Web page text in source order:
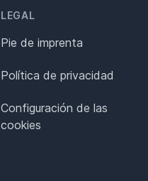
LEGAL
Pie de imprenta
Política de privacidad
Configuración de las
cookies